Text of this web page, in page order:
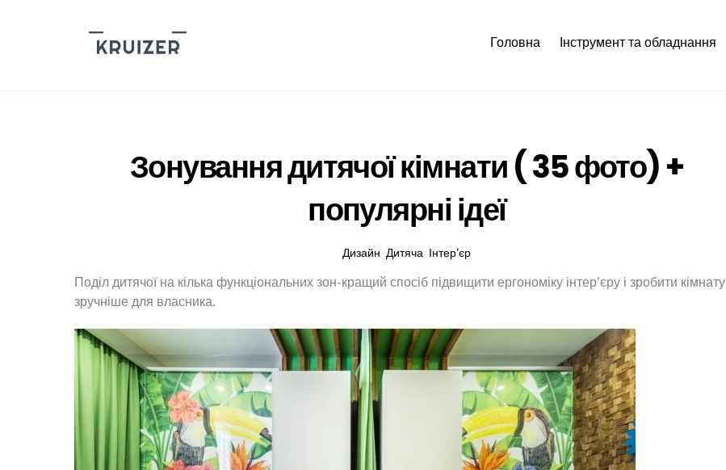
Головна Інструмент та обладнання
Зонування дитячої кімнати ( 35 фото) +
популярні ідеї
Дизайн Дитяча Інтер’єр
Поділ дитячої на кілька функціональних зон-кращий спосіб підвищити ергономіку інтер’єру і зробити кімнату
зручніше для власника.